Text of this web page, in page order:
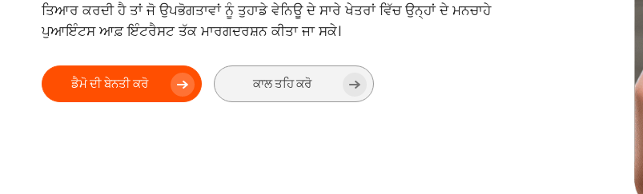
ਤਿਆਰ ਕਰਦੀ ਹੈ ਤਾਂ ਜੋ ਉਪਭੋਗਤਾਵਾਂ ਨੂੰ ਤੁਹਾਡੇ ਵੇਨਿਊ ਦੇ ਸਾਰੇ ਖੇਤਰਾਂ ਵਿੱਚ ਉਨ੍ਹਾਂ ਦੇ ਮਨਚਾਹੇ
ਪੁਆਇੰਟਸ ਆਫ਼ ਇੰਟਰੈਸਟ ਤੱਕ ਮਾਰਗਦਰਸ਼ਨ ਕੀਤਾ ਜਾ ਸਕੇ।
ਡੈਮੋ ਦੀ ਬੇਨਤੀ ਕਰੋ ਕਾਲ ਤਹਿ ਕਰੋ